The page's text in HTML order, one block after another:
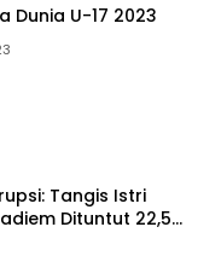
Dunia U-17 2023
Tangis Istri
Dituntut 22,5